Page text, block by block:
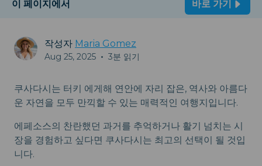
이 페이지에서 바로 가기
작성자 Maria Gomez
Aug 25, 2025 • 3분 읽기
쿠사다시는 터키 에게해 연안에 자리 잡은, 역사와 아름다
운 자연을 모두 만끽할 수 있는 매력적인 여행지입니다.
에페소스의 찬란했던 과거를 추억하거나 활기 넘치는 시
장을 경험하고 싶다면 쿠사다시는 최고의 선택이 될 것입
니다.